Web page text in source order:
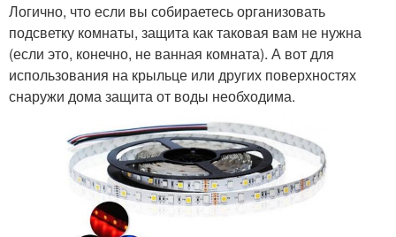
Логично, что если вы собираетесь организовать
подсветку комнаты, защита как таковая вам не нужна
(если это, конечно, не ванная комната). А вот для
использования на крыльце или других поверхностях
снаружи дома защита от воды необходима.